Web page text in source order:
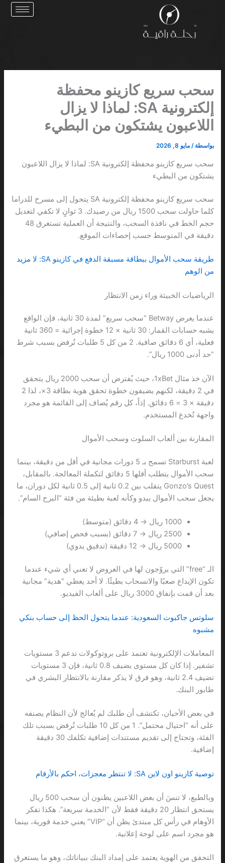
سحب سريع كازينو محفظة
إلكترونية SA: لماذا لا يزال
اللاعبون يشتكون من البطيء
بواسطة /مايو 8, 2026
سحب سريع كازينو محفظة إلكترونية SA: لماذا لا يزال اللاعبون
يشتكون من البطيء
سحب سريع كازينو محفظة إلكترونية SA يتحول إلى مسرح للدراما
كلما حاولت سحب 1500 ريال من رصيدك. 3 ثوانٍ لا تكفي لتعديل
حجم الخط في نافذة السحب، والنتيجة أن العملية تستغرق 48
دقيقة في المتوسط حسب إحصاءات الموقع.
طريقة سحب الأموال ببطاقة مسبقة الدفع في كازينو SA: لا مزيد
من الوهم
الرياضيات الخبيثة وراء زمن الانتظار
عندما يعرض Betway “سحب سريع” لمدة 30 ثانية، فإن الواقع
يشبه حسابات القمار: 30 ثانية × 12 خطوة إجرائية = 360 ثانية
فعلية، أي 6 دقائق صافية. 2 من كل 5 طلبات تُرفض بسبب شرط
“حد أدنى 1000 ريال”.
الآن خذ مثال 1xBet، حيث يُفترض أن سحب 2000 ريال يتحقق
في 2 دقيقة، لكنهم يضيفون خطوة تحقق هوية بطاقة 3×، لذا 2
دقيقة × 3 = 6 دقائق. إذاً، كل رقم يُضاف إلى القائمة هو مجرد
واجهة تُخدع المستخدم.
المقارنة بين ألعاب السلوت وسحب الأموال
لعبة Starburst تسمح بـ 5 دورات مجانية في أقل من دقيقة، بينما
سحب الأموال يتطلب أقلها 5 دقائق لتكملة المعالجة. بالمقابل،
Gonzo’s Quest يتقلب بين 0.2 ثانية إلى 0.5 ثانية لكل دوران، ما
يجعل سحب الأموال يبدو وكأنه لعبة بطيئة من فئة “البرج السام”.
1000 ريال → 4 دقائق (متوسط)
2500 ريال → 7 دقائق (بسبب فحص إضافي)
5000 ريال → 12 دقيقة (تدقيق يدوي)
الـ “free” التي يروّجون لها في العروض لا تعني أي شيء عندما
تكون الإيداع صعبًا والانسحاب بطيئًا. لا أحد يعطي “هدية” مجانية
بعد أن قمت بإنفاق 3000 ريال على ألعاب الفيديو.
سلوتس جاكبوت السعودية: عندما يتحول الحظ إلى حساب بنكي
مشبوه
المعاملات الإلكترونية تعتمد على بروتوكولات تدعم 3 مستويات
تشفير. إذا كان كل مستوى يضيف 0.8 ثانية، فإن 3 مستويات
تضيف 2.4 ثانية، وهو فرق لا يذكر مقارنة بالانتظار البشري في
طابور البنك.
في بعض الأحيان، تكتشف أن طلبك لم يُعالج لأن النظام يصنفه
على أنه “احتيال محتمل”. 1 من كل 10 طلبات تُرفض بسبب تلك
الفئة، وتحتاج إلى تقديم مستندات إضافية تكلفك 30 دقيقة
إضافية.
توصية كازينو اون لاين SA: لا تنتظر معجزات، احكم بالأرقام
وبالطبع، لا تنسَ أن بعض اللاعبين يظنون أن سحب 500 ريال
يستحق انتظار 20 دقيقة فقط لأن “الخدمة سريعة”. هكذا تفكر
الأوهام في رأس كل مبتدئ يظن أن “VIP” يعني خدمة فورية، بينما
هو مجرد اسم على لوحة إعلانية.
التحقق من الهوية يعتمد على إمداد البنك ببياناتك، وهو ما يستغرق